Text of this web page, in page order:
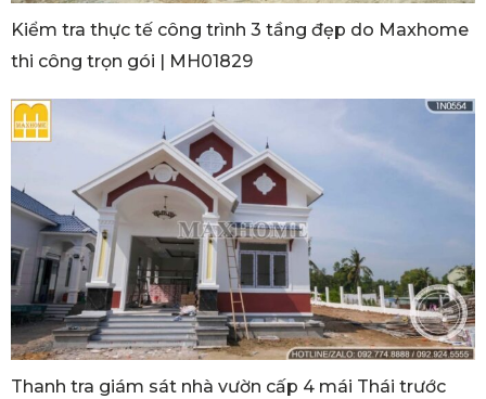
Kiểm tra thực tế công trình 3 tầng đẹp do Maxhome
thi công trọn gói | MH01829
Thanh tra giám sát nhà vườn cấp 4 mái Thái trước